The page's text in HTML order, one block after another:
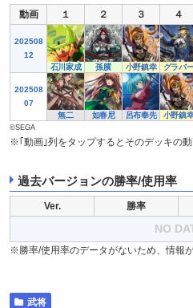
動画 １ ２ ３ ４
202508
12
石川家成
孫臏 小野鎮幸 グラバ
202508
07
無二
如春尼 呂布奉先 小野鎮
©SEGA
※｢動画｣列をタップするとそのデッキの動
過去バージョンの勝率/使用率
Ver. 勝率
NO
※勝率/使用率のデータがないため、情報
武将